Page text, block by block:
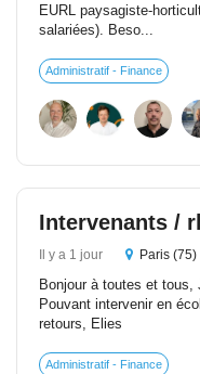
EURL paysagiste-
salariées). Beso...
Administratif - Finance
Intervenants /
Il y a 1 jour Paris (75)
Bonjour à toutes et tous,
Pouvant intervenir en
retours, Elies
Administratif - Finance